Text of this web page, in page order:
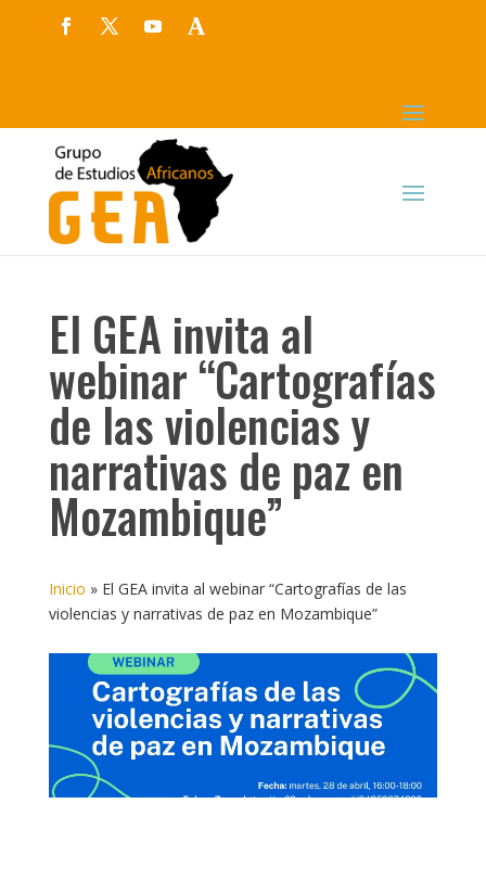
El GEA invita al
webinar “Cartografías
de las violencias y
narrativas de paz en
Mozambique”
Inicio » El GEA invita al webinar “Cartografías de las
violencias y narrativas de paz en Mozambique”